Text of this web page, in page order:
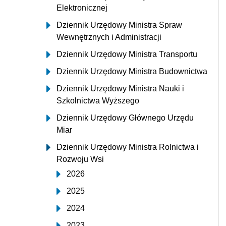
Elektronicznej
Dziennik Urzędowy Ministra Spraw
Wewnętrznych i Administracji
Dziennik Urzędowy Ministra Transportu
Dziennik Urzędowy Ministra Budownictwa
Dziennik Urzędowy Ministra Nauki i
Szkolnictwa Wyższego
Dziennik Urzędowy Głównego Urzędu
Miar
Dziennik Urzędowy Ministra Rolnictwa i
Rozwoju Wsi
2026
2025
2024